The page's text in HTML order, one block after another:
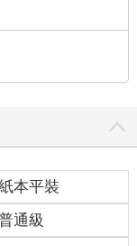
本平裝
通級